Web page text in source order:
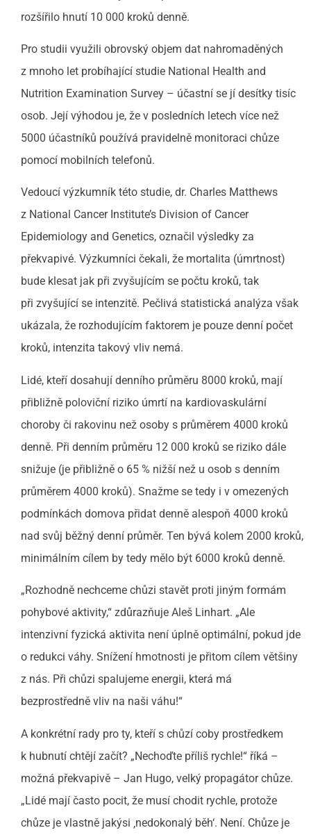
rozšířilo hnutí 10 000 kroků denně.
Pro studii využili obrovský objem dat nahromaděných
z mnoho let probíhající studie National Health and
Nutrition Examination Survey – účastní se jí desítky tisíc
osob. Její výhodou je, že v posledních letech více než
5000 účastníků používá pravidelně monitoraci chůze
pomocí mobilních telefonů.
Vedoucí výzkumník této studie, dr. Charles Matthews
z National Cancer Institute’s Division of Cancer
Epidemiology and Genetics, označil výsledky za
překvapivé. Výzkumníci čekali, že mortalita (úmrtnost)
bude klesat jak při zvyšujícím se počtu kroků, tak
při zvyšující se intenzitě. Pečlivá statistická analýza však
ukázala, že rozhodujícím faktorem je pouze denní počet
kroků, intenzita takový vliv nemá.
Lidé, kteří dosahují denního průměru 8000 kroků, mají
přibližně poloviční riziko úmrtí na kardiovaskulární
choroby či rakovinu než osoby s průměrem 4000 kroků
denně. Při denním průměru 12 000 kroků se riziko dále
snižuje (je přibližně o 65 % nižší než u osob s denním
průměrem 4000 kroků). Snažme se tedy i v omezených
podmínkách domova přidat denně alespoň 4000 kroků
nad svůj běžný denní průměr. Ten bývá kolem 2000 kroků,
minimálním cílem by tedy mělo být 6000 kroků denně.
„Rozhodně nechceme chůzi stavět proti jiným formám
pohybové aktivity,“ zdůrazňuje Aleš Linhart. „Ale
intenzivní fyzická aktivita není úplně optimální, pokud jde
o redukci váhy. Snížení hmotnosti je přitom cílem většiny
z nás. Při chůzi spalujeme energii, která má
bezprostředně vliv na naši váhu!“
A konkrétní rady pro ty, kteří s chůzí coby prostředkem
k hubnutí chtějí začít? „Nechoďte příliš rychle!“ říká –
možná překvapivě – Jan Hugo, velký propagátor chůze.
„Lidé mají často pocit, že musí chodit rychle, protože
chůze je vlastně jakýsi ‚nedokonalý běh‘. Není. Chůze je